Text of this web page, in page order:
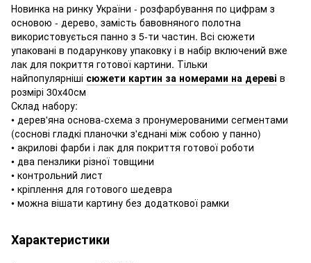
Новинка на ринку України - розфарбування по цифрам з
основою - дерево, замість бавовняного полотна
використовується панно з 5-ти частин. Всі сюжети
упаковані в подарункову упаковку і в набір включений вже
лак для покриття готової картини. Тільки
найпопулярніші сюжети картин за номерами на дереві в
розмірі 30х40см
Склад набору:
• дерев'яна основа-схема з пронумерованими сегментами
(соснові гладкі планочки з'єднані між собою у панно)
• акрилові фарби і лак для покриття готової роботи
• два пензлики різної товщини
• контрольний лист
• кріплення для готового шедевра
• можна вішати картину без додаткової рамки
Характеристики